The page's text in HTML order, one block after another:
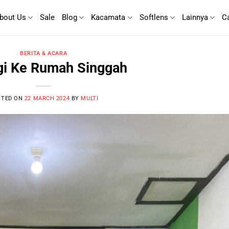
Us Sale Blog Kacamata Softlens Lainnya
BERITA & ACARA
Ke Rumah Singgah
ON 22 MARCH 2024 BY MULTI